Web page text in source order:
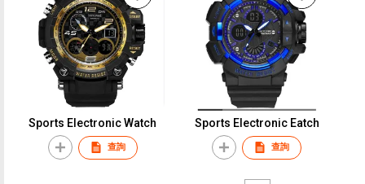
Sports Electronic Watch
查詢
Sports Electronic Eatch
查詢